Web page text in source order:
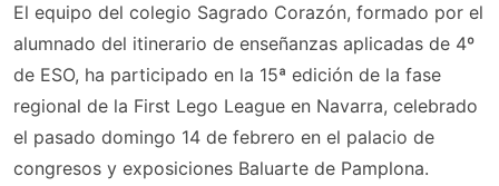
El equipo del colegio Sagrado Corazón, formado por el
alumnado del itinerario de enseñanzas aplicadas de 4º
de ESO, ha participado en la 15ª edición de la fase
regional de la First Lego League en Navarra, celebrado
el pasado domingo 14 de febrero en el palacio de
congresos y exposiciones Baluarte de Pamplona.